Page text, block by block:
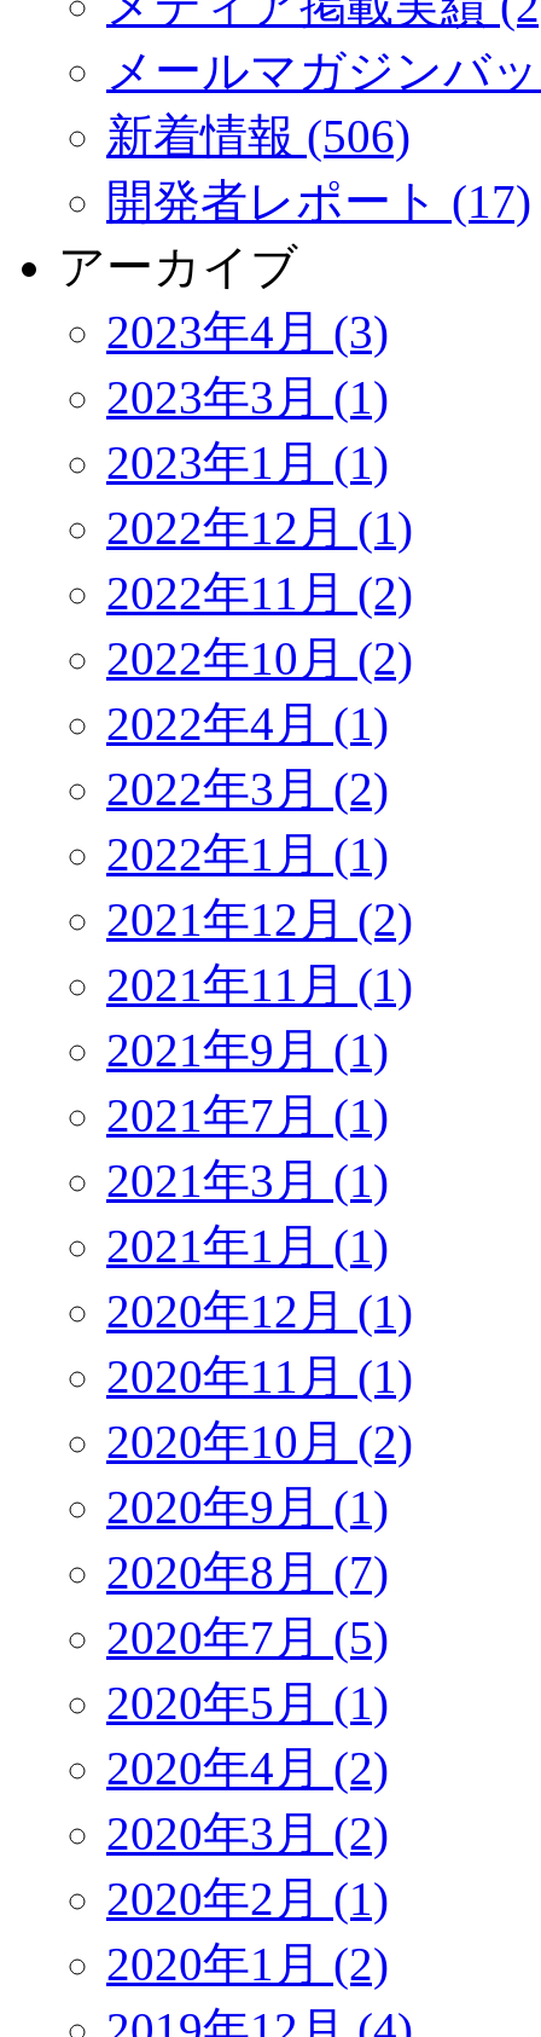
メールマガジンバ
新着情報 (506)
開発者レポート (17)
アーカイブ
2023年4月 (3)
2023年3月 (1)
2023年1月 (1)
2022年12月 (1)
2022年11月 (2)
2022年10月 (2)
2022年4月 (1)
2022年3月 (2)
2022年1月 (1)
2021年12月 (2)
2021年11月 (1)
2021年9月 (1)
2021年7月 (1)
2021年3月 (1)
2021年1月 (1)
2020年12月 (1)
2020年11月 (1)
2020年10月 (2)
2020年9月 (1)
2020年8月 (7)
2020年7月 (5)
2020年5月 (1)
2020年4月 (2)
2020年3月 (2)
2020年2月 (1)
2020年1月 (2)